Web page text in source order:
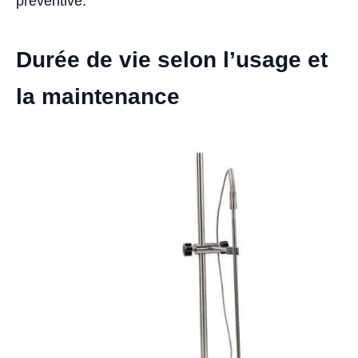
Durée de vie selon l’usage et
la maintenance